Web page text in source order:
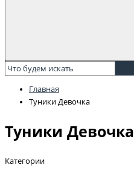
Главная
Туники Девочка
Туники Девочка
Категории